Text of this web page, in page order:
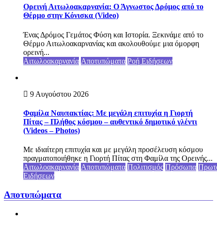
Ορεινή Αιτωλοακαρνανία: Ο Άγνωστος Δρόμος από το
Θέρμο στην Κόνισκα (Video)
Ένας Δρόμος Γεμάτος Φύση και Ιστορία. Ξεκινάμε από το
Θέρμο Αιτωλοακαρνανίας και ακολουθούμε μια όμορφη
ορεινή...
Αιτωλοακαρνανία Αποτυπώματα Ροή Ειδήσεων
9 Αυγούστου 2026
Φαμίλα Ναυπακτίας: Με μεγάλη επιτυχία η Γιορτή
Πίτας – Πλήθος κόσμου – αυθεντικό δημοτικό γλέντι
(Videos – Photos)
Με ιδιαίτερη επιτυχία και με μεγάλη προσέλευση κόσμου
πραγματοποιήθηκε η Γιορτή Πίτας στη Φαμίλα της Ορεινής...
Αιτωλοακαρνανία Αποτυπώματα Πολιτισμός Πρόσωπα
Ειδήσεων
Αποτυπώματα